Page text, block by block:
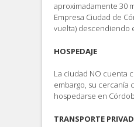
aproximadamente 30
Empresa Ciudad de
vuelta) descendiendo
HOSPEDAJE
La ciudad NO cuenta
embargo, su cercanía
hospedarse en
TRANSPORTE